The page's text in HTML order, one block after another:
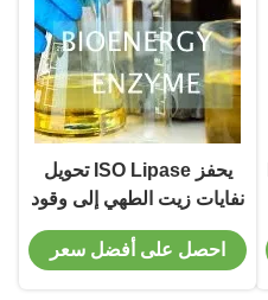
يحفز ISO Lipase تحويل
نفايات زيت الطهي إلى وقود
الديزل الحيوي
احصل على أفضل سعر